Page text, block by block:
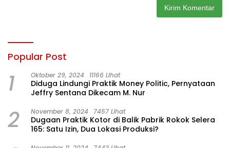
Popular Post
1 Oktober 29, 2024 11166 Lihat
Diduga Lindungi Praktik Money Politic, Pernyataan
Jeffry Sentana Dikecam M. Nur
2 November 8, 2024 7457 Lihat
Dugaan Praktik Kotor di Balik Pabrik Rokok Selera
165: Satu Izin, Dua Lokasi Produksi?